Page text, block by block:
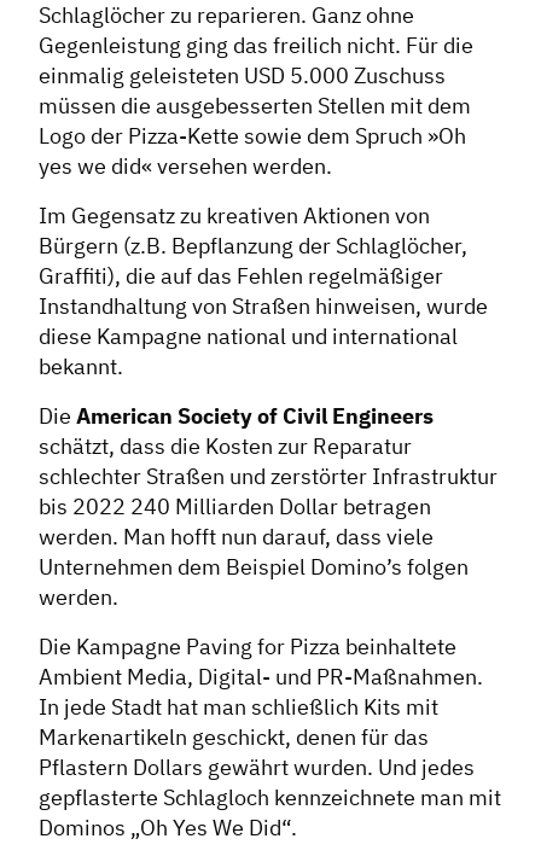
Schlaglöcher zu reparieren. Ganz ohne
Gegenleistung ging das freilich nicht. Für die
einmalig geleisteten USD 5.000 Zuschuss
müssen die ausgebesserten Stellen mit dem
Logo der Pizza-Kette sowie dem Spruch »Oh
yes we did« versehen werden.
Im Gegensatz zu kreativen Aktionen von
Bürgern (z.B. Bepflanzung der Schlaglöcher,
Graffiti), die auf das Fehlen regelmäßiger
Instandhaltung von Straßen hinweisen, wurde
diese Kampagne national und international
bekannt.
Die American Society of Civil Engineers
schätzt, dass die Kosten zur Reparatur
schlechter Straßen und zerstörter Infrastruktur
bis 2022 240 Milliarden Dollar betragen
werden. Man hofft nun darauf, dass viele
Unternehmen dem Beispiel Domino’s folgen
werden.
Die Kampagne Paving for Pizza beinhaltete
Ambient Media, Digital- und PR-Maßnahmen.
In jede Stadt hat man schließlich Kits mit
Markenartikeln geschickt, denen für das
Pflastern Dollars gewährt wurden. Und jedes
gepflasterte Schlagloch kennzeichnete man mit
Dominos „Oh Yes We Did“.